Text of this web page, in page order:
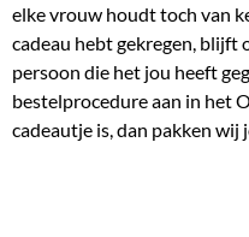
elke vrouw houdt toch van
cadeau hebt gekregen, blijft
persoon die het jou heeft
bestelprocedure aan in het
cadeautje is, dan pakken wij